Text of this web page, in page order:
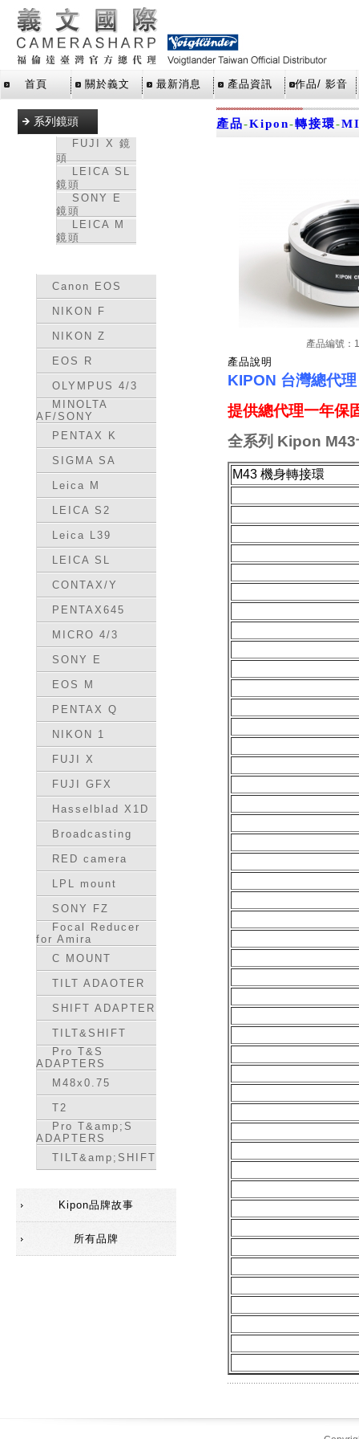
首頁 關於義文 最新消息 產品資訊 作品/ 影音
系列鏡頭
FUJI X 鏡
頭
LEICA SL
鏡頭
SONY E
鏡頭
LEICA M
鏡頭
Canon EOS
NIKON F
NIKON Z
EOS R
OLYMPUS 4/3
MINOLTA
AF/SONY
PENTAX K
SIGMA SA
Leica M
LEICA S2
Leica L39
LEICA SL
CONTAX/Y
PENTAX645
MICRO 4/3
SONY E
EOS M
PENTAX Q
NIKON 1
FUJI X
FUJI GFX
Hasselblad X1D
Broadcasting
RED camera
LPL mount
SONY FZ
Focal Reducer
for Amira
C MOUNT
TILT ADAOTER
SHIFT ADAPTER
TILT&SHIFT
Pro T&S
ADAPTERS
M48x0.75
T2
Pro T&amp;S
ADAPTERS
TILT&amp;SHIFT
Kipon品牌故事
所有品牌
產品-Kipon-轉接環-
產品編號：
產品說明
KIPON 台灣總代
提供總代理一年保
全系列 Kipon M43
M43 機身轉接環